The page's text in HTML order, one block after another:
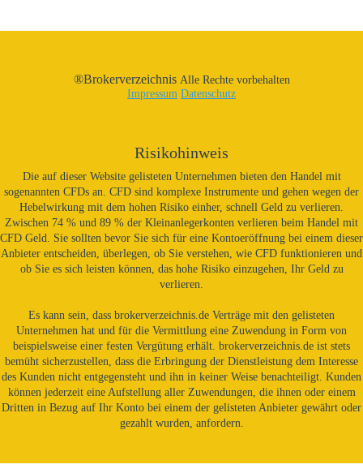
®Brokerverzeichnis Alle Rechte vorbehalten
Impressum Datenschutz
Risikohinweis
Die auf dieser Website gelisteten Unternehmen bieten den Handel mit
sogenannten CFDs an. CFD sind komplexe Instrumente und gehen wegen der
Hebelwirkung mit dem hohen Risiko einher, schnell Geld zu verlieren.
Zwischen 74 % und 89 % der Kleinanlegerkonten verlieren beim Handel mit
CFD Geld. Sie sollten bevor Sie sich für eine Kontoeröffnung bei einem dieser
Anbieter entscheiden, überlegen, ob Sie verstehen, wie CFD funktionieren und
ob Sie es sich leisten können, das hohe Risiko einzugehen, Ihr Geld zu
verlieren.
Es kann sein, dass brokerverzeichnis.de Verträge mit den gelisteten
Unternehmen hat und für die Vermittlung eine Zuwendung in Form von
beispielsweise einer festen Vergütung erhält. brokerverzeichnis.de ist stets
bemüht sicherzustellen, dass die Erbringung der Dienstleistung dem Interesse
des Kunden nicht entgegensteht und ihn in keiner Weise benachteiligt. Kunden
können jederzeit eine Aufstellung aller Zuwendungen, die ihnen oder einem
Dritten in Bezug auf Ihr Konto bei einem der gelisteten Anbieter gewährt oder
gezahlt wurden, anfordern.